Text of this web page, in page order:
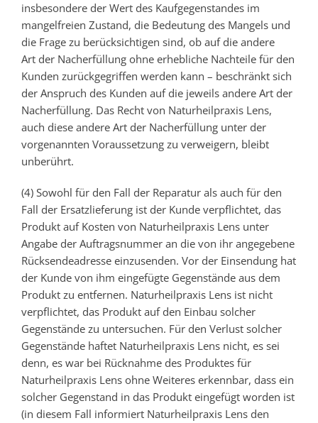
insbesondere der Wert des Kaufgegenstandes im
mangelfreien Zustand, die Bedeutung des Mangels und
die Frage zu berücksichtigen sind, ob auf die andere
Art der Nacherfüllung ohne erhebliche Nachteile für den
Kunden zurückgegriffen werden kann – beschränkt sich
der Anspruch des Kunden auf die jeweils andere Art der
Nacherfüllung. Das Recht von Naturheilpraxis Lens,
auch diese andere Art der Nacherfüllung unter der
vorgenannten Voraussetzung zu verweigern, bleibt
unberührt.
(4) Sowohl für den Fall der Reparatur als auch für den
Fall der Ersatzlieferung ist der Kunde verpflichtet, das
Produkt auf Kosten von Naturheilpraxis Lens unter
Angabe der Auftragsnummer an die von ihr angegebene
Rücksendeadresse einzusenden. Vor der Einsendung hat
der Kunde von ihm eingefügte Gegenstände aus dem
Produkt zu entfernen. Naturheilpraxis Lens ist nicht
verpflichtet, das Produkt auf den Einbau solcher
Gegenstände zu untersuchen. Für den Verlust solcher
Gegenstände haftet Naturheilpraxis Lens nicht, es sei
denn, es war bei Rücknahme des Produktes für
Naturheilpraxis Lens ohne Weiteres erkennbar, dass ein
solcher Gegenstand in das Produkt eingefügt worden ist
(in diesem Fall informiert Naturheilpraxis Lens den